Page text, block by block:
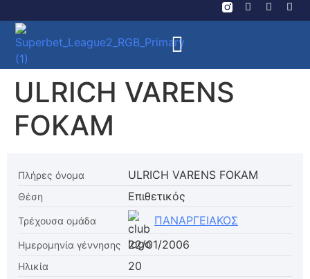
ULRICH VARENS
FOKAM
Πλήρες όνομα ULRICH VARENS FOKAM
Θέση Επιθετικός
Τρέχουσα ομάδα ΠΑΝΑΡΓΕΙΑΚΟΣ
Ημερομηνία γέννησης 22/01/2006
Ηλικία 20